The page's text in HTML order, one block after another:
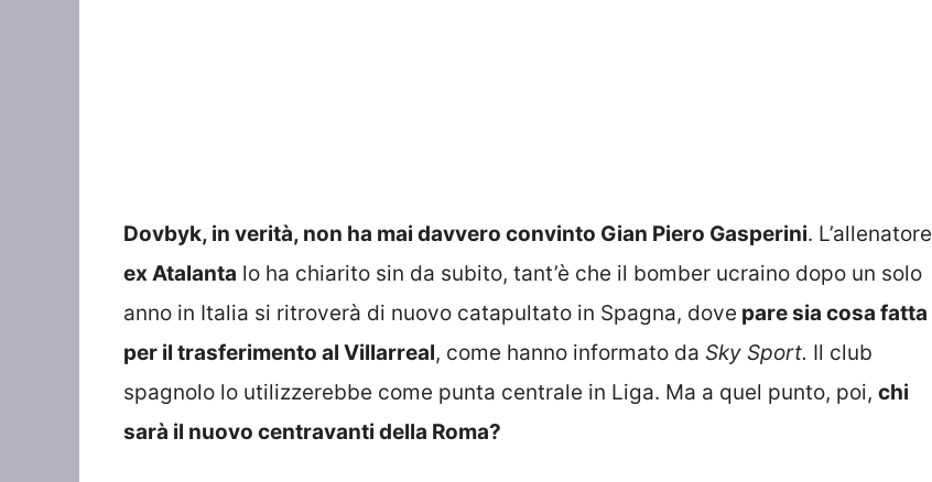
Dovbyk, in verità, non ha mai davvero convinto Gian Piero Gasperini. L’allenatore
ex Atalanta lo ha chiarito sin da subito, tant’è che il bomber ucraino dopo un solo
anno in Italia si ritroverà di nuovo catapultato in Spagna, dove pare sia cosa fatta
per il trasferimento al Villarreal, come hanno informato da Sky Sport. Il club
spagnolo lo utilizzerebbe come punta centrale in Liga. Ma a quel punto, poi, chi
sarà il nuovo centravanti della Roma?